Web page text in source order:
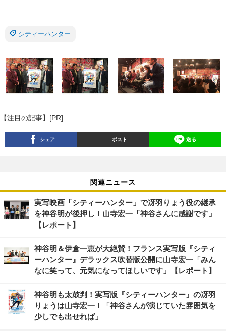
シティーハンター
【注目の記事】[PR]
シェア ポスト 送る
関連ニュース
実写映画「シティーハンター」で冴羽りょう役の継承
を神谷明が後押し！山寺宏一「神谷さんに感謝です」
【レポート】
神谷明＆伊倉一恵が大絶賛！フランス実写版『シティ
ーハンター』デラックス吹替版公開に山寺宏一「みん
なに笑って、元気になってほしいです」【レポート】
神谷明も太鼓判！実写版『シティーハンター』の冴羽
りょうは山寺宏一！「神谷さんが演じていた雰囲気を
少しでも出せれば」